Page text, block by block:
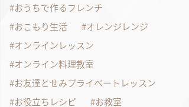
おうちで作るフレンチ
おこもり生活
オレンジレンジ
オンラインレッスン
オンライン料理教室
お友達とせみプライベートレッスン
お役立ちレシピ
お教室